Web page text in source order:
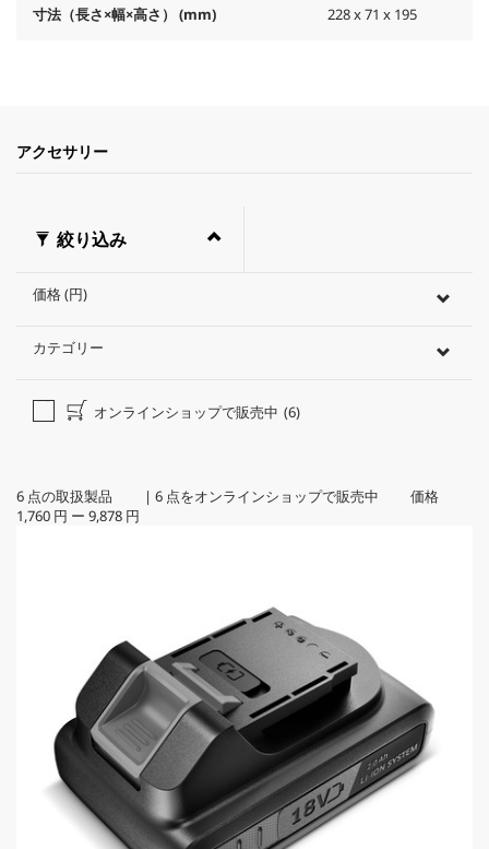
寸法（長さ×幅×高さ） (mm) 228 x 71 x 195
アクセサリー
絞り込み
価格 (円)
カテゴリー
オンラインショップで販売中 (6)
6 点の取扱製品 | 6 点をオンラインショップで販売中 価格
1,760 円 ー 9,878 円